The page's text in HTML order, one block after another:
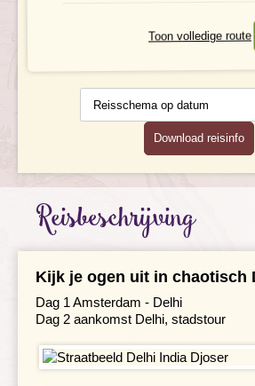
Maaltijden
Gezondheid
Hotelverlenging
Klimaat en
Reisbegeleiding en
Toon volledige route
op datum
Download reisinfo
Reisbeschrijving
Kijk je ogen uit in chaotisch
Dag 1 Amsterdam - Delhi
Dag 2 aankomst Delhi, stadstour